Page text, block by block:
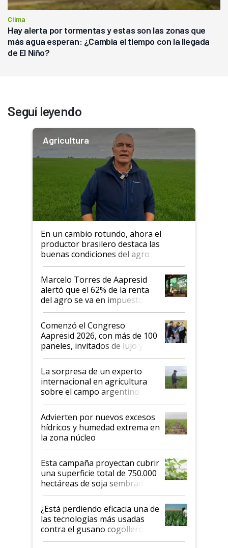
Clima
Hay alerta por tormentas y estas son las zonas que
más agua esperan: ¿Cambia el tiempo con la llegada
de El Niño?
Seguí leyendo
Agricultura
En un cambio rotundo, ahora el
productor brasilero destaca las
buenas condiciones del agro
argentino para invertir: "Los veo
más motivados"
Marcelo Torres de Aapresid
alertó que el 62% de la renta
del agro se va en impuestos:
"No es bueno que en
Argentina se sigan discutiendo
las mismas cosas de hace 50
años"
Comenzó el Congreso
Aapresid 2026, con más de 100
paneles, invitados de lujo y
todas las tendencias
La sorpresa de un experto
internacional en agricultura
sobre el campo argentino:
"Estoy muy impresionado"
Advierten por nuevos excesos
hídricos y humedad extrema en
la zona núcleo
Esta campaña proyectan cubrir
una superficie total de 750.000
hectáreas de soja sembradas
con una nueva generación de
variedades que marcan un
salto tecnológico en genética y
rendimiento
¿Está perdiendo eficacia una de
las tecnologías más usadas
contra el gusano cogollero? El
desafío de una tecnología clave